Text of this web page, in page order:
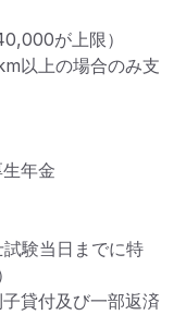
が上限）
以上の場合のみ支
年金
験当日までに特
貸付及び一部返済